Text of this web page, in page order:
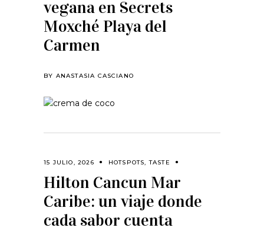
vegana en Secrets
Moxché Playa del
Carmen
BY ANASTASIA CASCIANO
15 JULIO, 2026 HOTSPOTS,TASTE
Hilton Cancun Mar
Caribe: un viaje donde
cada sabor cuenta